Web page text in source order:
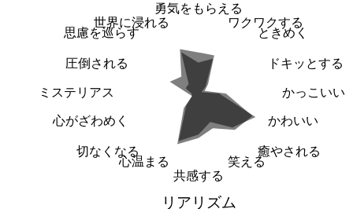
勇気をもらえる
ワクワクする
ときめく
ドキッとする
かっこいい
かわいい
癒やされる
笑える
共感する
心温まる
切なくなる
心がざわめく
ミステリアス
圧倒される
思慮を巡らす
世界に浸れる
リアリズム